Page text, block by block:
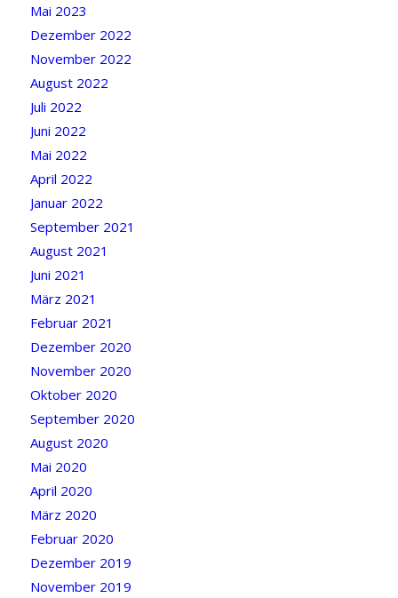
Mai 2023
Dezember 2022
November 2022
August 2022
Juli 2022
Juni 2022
Mai 2022
April 2022
Januar 2022
September 2021
August 2021
Juni 2021
März 2021
Februar 2021
Dezember 2020
November 2020
Oktober 2020
September 2020
August 2020
Mai 2020
April 2020
März 2020
Februar 2020
Dezember 2019
November 2019